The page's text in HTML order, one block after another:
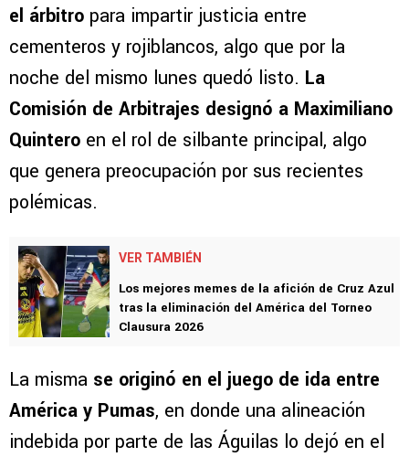
el árbitro para impartir justicia entre
cementeros y rojiblancos, algo que por la
noche del mismo lunes quedó listo. La
Comisión de Arbitrajes designó a Maximiliano
Quintero en el rol de silbante principal, algo
que genera preocupación por sus recientes
polémicas.
VER TAMBIÉN
Los mejores memes de la afición de Cruz Azul
tras la eliminación del América del Torneo
Clausura 2026
La misma se originó en el juego de ida entre
América y Pumas, en donde una alineación
indebida por parte de las Águilas lo dejó en el